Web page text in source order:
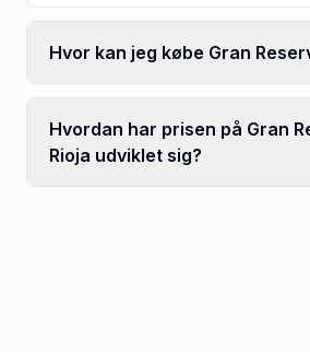
Hvor kan jeg købe Gran
Hvordan har prisen på Gran
Rioja udviklet sig?